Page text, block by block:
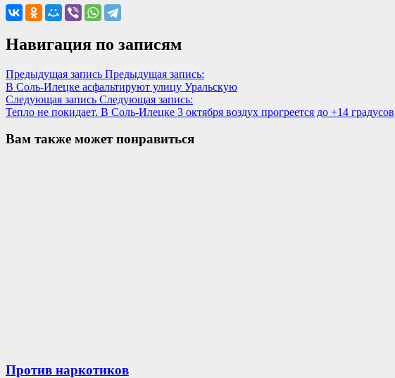
Навигация по записям
Предыдущая запись Предыдущая запись:
В Соль-Илецке асфальтируют улицу Уральскую
Следующая запись Следующая запись:
Тепло не покидает. В Соль-Илецке 3 октября воздух прогреется до +14 градусов
Вам также может понравиться
Против наркотиков